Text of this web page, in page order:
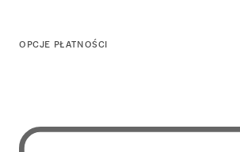
OPCJE PŁATNOŚCI